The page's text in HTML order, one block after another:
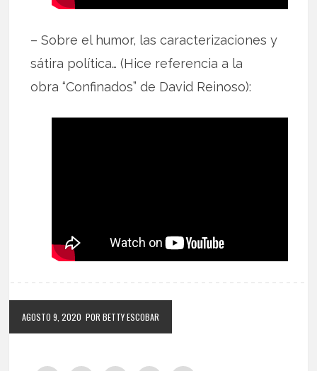
– Sobre el humor, las caracterizaciones y
sátira política… (Hice referencia a la
obra “Confinados” de David Reinoso):
AGOSTO 9, 2020 POR BETTY ESCOBAR